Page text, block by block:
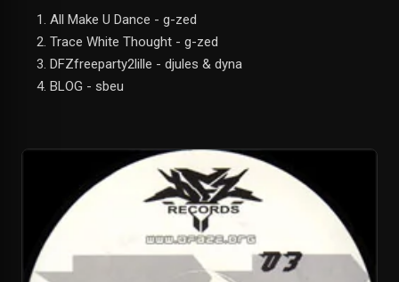
All Make U Dance - g-zed
Trace White Thought - g-zed
DFZfreeparty2lille - djules & dyna
BLOG - sbeu